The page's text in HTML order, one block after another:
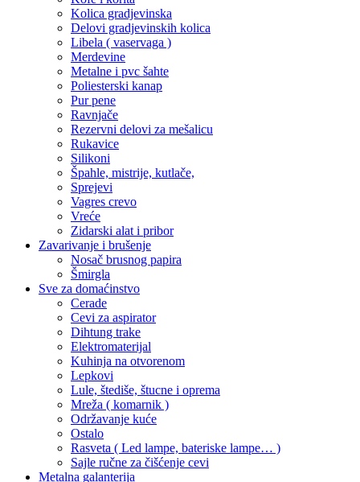
Kolica gradjevinska
Delovi gradjevinskih kolica
Libela ( vaservaga )
Merdevine
Metalne i pvc šahte
Poliesterski kanap
Pur pene
Ravnjače
Rezervni delovi za mešalicu
Rukavice
Silikoni
Špahle, mistrije, kutlače,
Sprejevi
Vagres crevo
Vreće
Zidarski alat i pribor
Zavarivanje i brušenje
Nosač brusnog papira
Šmirgla
Sve za domaćinstvo
Cerade
Cevi za aspirator
Dihtung trake
Elektromaterijal
Kuhinja na otvorenom
Lepkovi
Lule, štediše, štucne i oprema
Mreža ( komarnik )
Održavanje kuće
Ostalo
Rasveta ( Led lampe, bateriske lampe… )
Sajle ručne za čišćenje cevi
Metalna galanterija